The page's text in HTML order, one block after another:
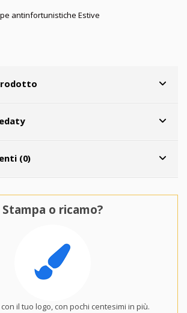
antinfortunistiche Estive
(0)
Stampa o ricamo?
il tuo logo, con pochi centesimi in più.